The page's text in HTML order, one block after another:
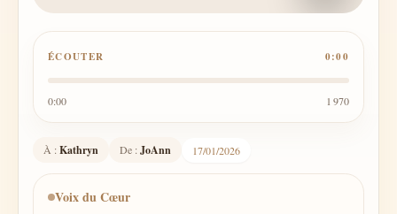
ÉCOUTER 0:00
0:00 1 970
À :Kathryn De :JoAnn 17/01/2026
Voix du Cœur